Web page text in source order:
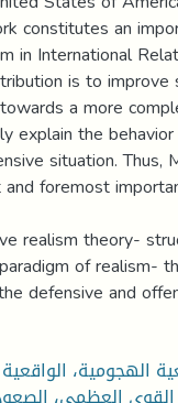
constitutes an
in International
is to improve
a more
explain the
situation. Thus,
foremost
realism theory-
of realism-
defensive and
الهجومية،